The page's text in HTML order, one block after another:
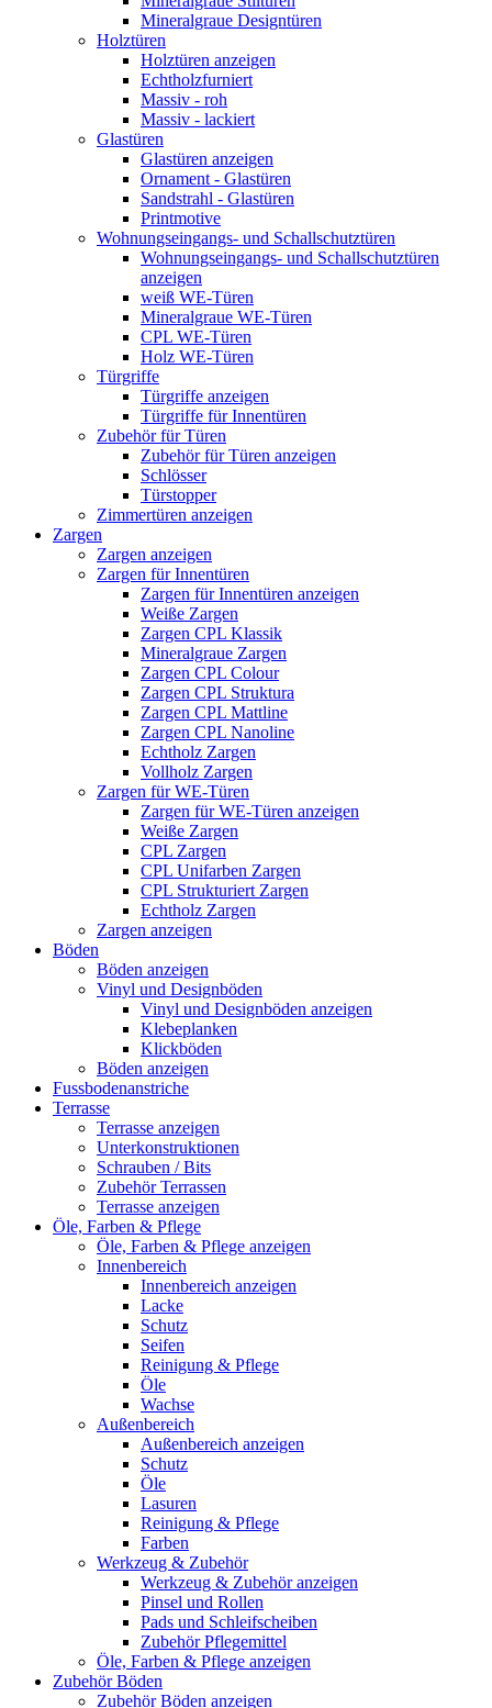
Mineralgraue Designtüren
Holztüren
Holztüren anzeigen
Echtholzfurniert
Massiv - roh
Massiv - lackiert
Glastüren
Glastüren anzeigen
Ornament - Glastüren
Sandstrahl - Glastüren
Printmotive
Wohnungseingangs- und Schallschutztüren
Wohnungseingangs- und Schallschutztüren
anzeigen
weiß WE-Türen
Mineralgraue WE-Türen
CPL WE-Türen
Holz WE-Türen
Türgriffe
Türgriffe anzeigen
Türgriffe für Innentüren
Zubehör für Türen
Zubehör für Türen anzeigen
Schlösser
Türstopper
Zimmertüren anzeigen
Zargen
Zargen anzeigen
Zargen für Innentüren
Zargen für Innentüren anzeigen
Weiße Zargen
Zargen CPL Klassik
Mineralgraue Zargen
Zargen CPL Colour
Zargen CPL Struktura
Zargen CPL Mattline
Zargen CPL Nanoline
Echtholz Zargen
Vollholz Zargen
Zargen für WE-Türen
Zargen für WE-Türen anzeigen
Weiße Zargen
CPL Zargen
CPL Unifarben Zargen
CPL Strukturiert Zargen
Echtholz Zargen
Zargen anzeigen
Böden
Böden anzeigen
Vinyl und Designböden
Vinyl und Designböden anzeigen
Klebeplanken
Klickböden
Böden anzeigen
Fussbodenanstriche
Terrasse
Terrasse anzeigen
Unterkonstruktionen
Schrauben / Bits
Zubehör Terrassen
Terrasse anzeigen
Öle, Farben & Pflege
Öle, Farben & Pflege anzeigen
Innenbereich
Innenbereich anzeigen
Lacke
Schutz
Seifen
Reinigung & Pflege
Öle
Wachse
Außenbereich
Außenbereich anzeigen
Schutz
Öle
Lasuren
Reinigung & Pflege
Farben
Werkzeug & Zubehör
Werkzeug & Zubehör anzeigen
Pinsel und Rollen
Pads und Schleifscheiben
Zubehör Pflegemittel
Öle, Farben & Pflege anzeigen
Zubehör Böden
Zubehör Böden anzeigen